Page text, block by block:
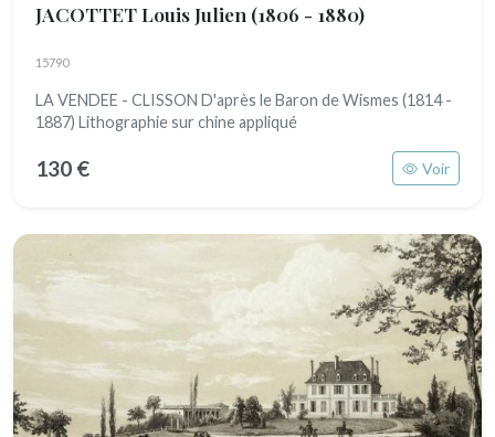
JACOTTET Louis Julien (1806 - 1880)
15790
LA VENDEE - CLISSON D'après le Baron de Wismes (1814 -
1887) Lithographie sur chine appliqué
130 € Voir